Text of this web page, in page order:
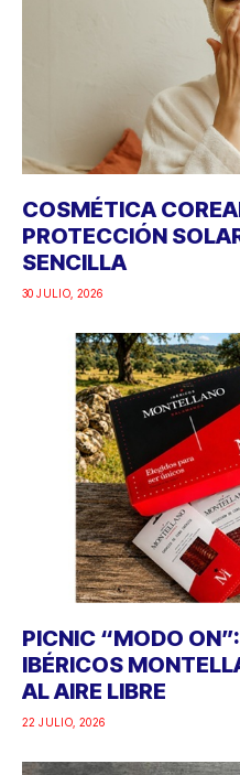
COSMÉTICA
PROTECCIÓN
PICNIC “MODO
IBÉRICOS
AL AIRE LIBRE
22 JULIO, 2026